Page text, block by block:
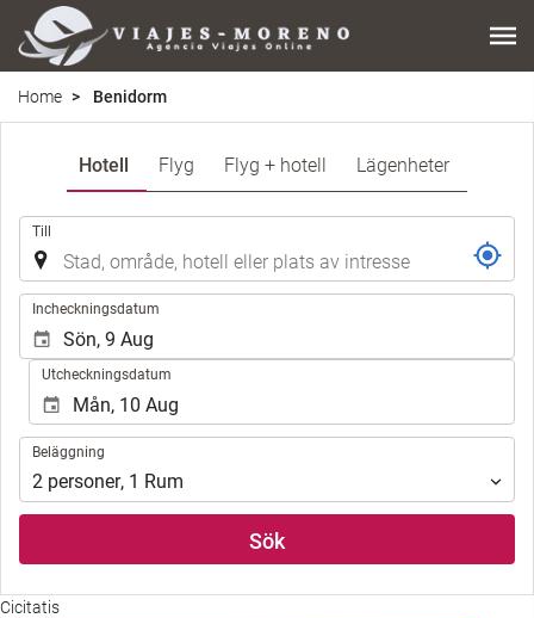
Home Benidorm
Hotell Flyg Flyg + hotell Lägenheter
Till
Incheckningsdatum
Utcheckningsdatum
Beläggning
Beläggning
2 personer, 1 Rum
Sök
Cicitatis